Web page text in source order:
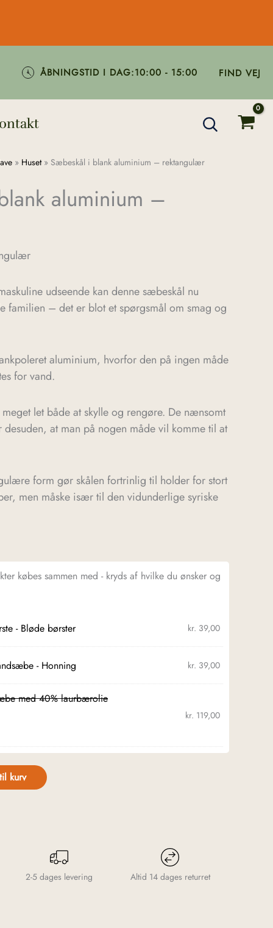
ÅBNINGSTID I DAG:10:00 - 15:00 FIND VEJ
» Huset» Sæbeskål i blank aluminium – rektangulær
aluminium –
udseende kan denne sæbeskål nu
familien – det er blot et spørgsmål om smag og
aluminium, hvorfor den på ingen måde
for vand.
let både at skylle og rengøre. De nænsomt
desuden, at man på nogen måde vil komme til at
form gør skålen fortrinlig til holder for stort
men måske især til den vidunderlige syriske
købes sammen med - kryds af hvilke du ønsker og
- Bløde børster kr. 39,00
- Honning kr. 39,00
med 40% laurbærolie
kr. 119,00
kurv
2-5 dages levering Altid 14 dages returret